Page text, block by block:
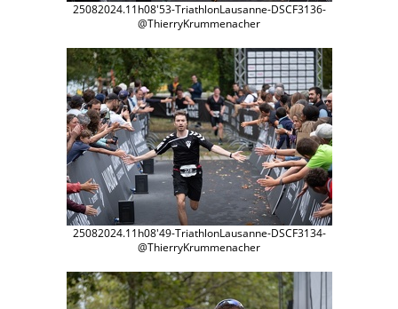
25082024.11h08'53-TriathlonLausanne-DSCF3136-
@ThierryKrummenacher
25082024.11h08'49-TriathlonLausanne-DSCF3134-
@ThierryKrummenacher